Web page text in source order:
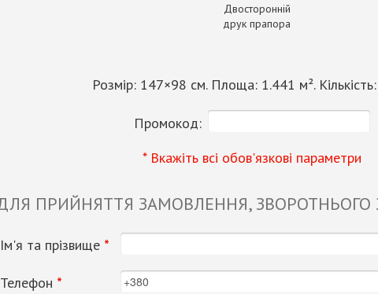
Двосторонній
друк прапора
Розмір: 147×98 см. Площа: 1.441 м². Кількість:
Промокод:
* Вкажіть всі обов'язкові параметри
ПРИЙНЯТТЯ ЗАМОВЛЕННЯ, ЗВОРОТНЬОГО
Ім'я та прізвище *
Телефон *